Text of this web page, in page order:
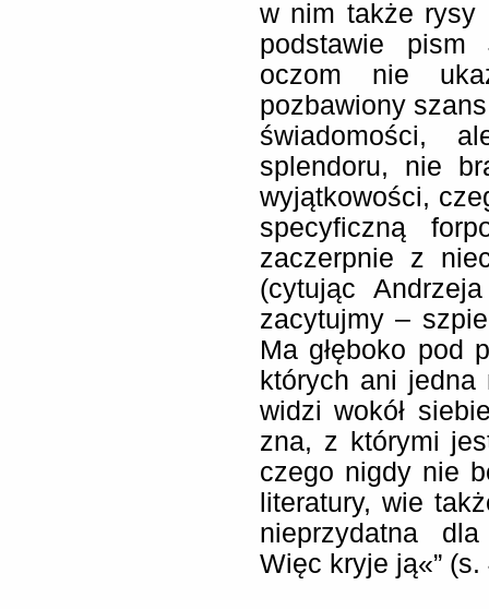
w nim także rysy
podstawie pism
oczom nie
pozbawiony
świadomości,
splendoru, nie
wyjątkowości,
specyficzną
zaczerpnie z
(cytując
zacytujmy –
Ma głęboko pod
których ani
widzi wokół
zna, z którymi
czego nigdy nie
literatury, wie
nieprzydatna
Więc kryje ją«” (s.